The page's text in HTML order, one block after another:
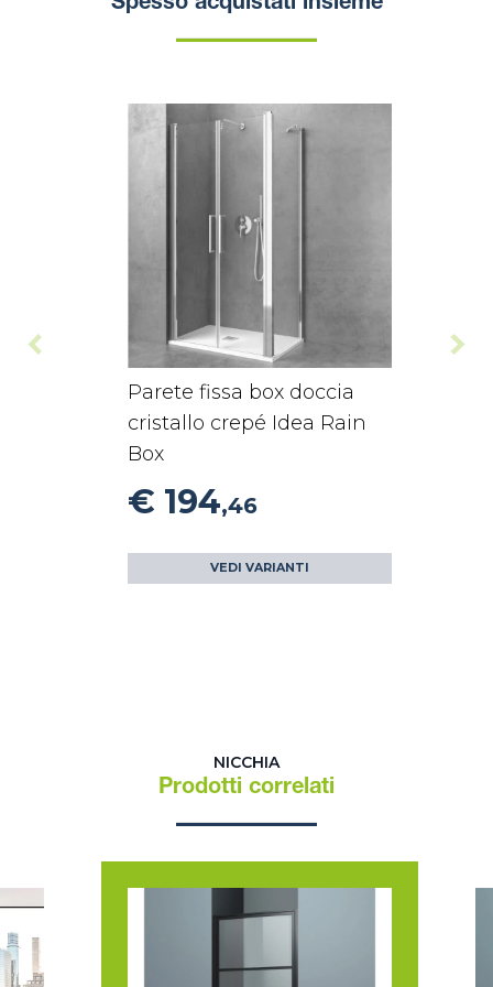
Spesso acquistati insieme
Parete fissa box doccia
cristallo crepé Idea Rain
Box
€ 194,46
VEDI VARIANTI
NICCHIA
Prodotti correlati